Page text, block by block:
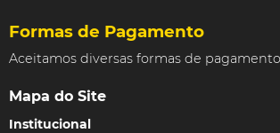
Formas de Pagamento
Aceitamos diversas formas de
Mapa do Site
Institucional